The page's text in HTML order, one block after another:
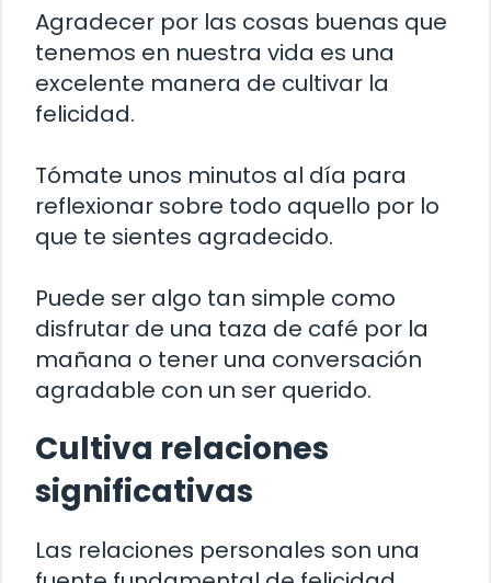
Agradecer por las cosas buenas que
tenemos en nuestra vida es una
excelente manera de cultivar la
felicidad.
Tómate unos minutos al día para
reflexionar sobre todo aquello por lo
que te sientes agradecido.
Puede ser algo tan simple como
disfrutar de una taza de café por la
mañana o tener una conversación
agradable con un ser querido.
Cultiva relaciones
significativas
Las relaciones personales son una